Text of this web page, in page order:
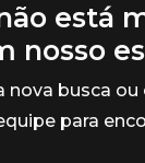
está
nosso
nova busca ou
para